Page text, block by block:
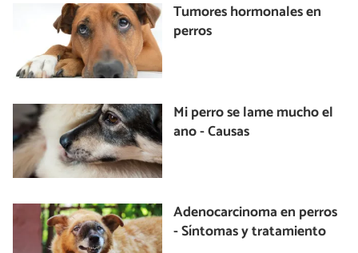
Tumores hormonales en
perros
Mi perro se lame mucho el
ano - Causas
Adenocarcinoma en perros
- Síntomas y tratamiento